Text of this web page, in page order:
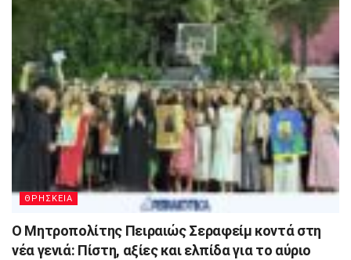
ΘΡΗΣΚΕΙΑ
Ο Μητροπολίτης Πειραιώς Σεραφείμ κοντά στη
νέα γενιά: Πίστη, αξίες και ελπίδα για το αύριο